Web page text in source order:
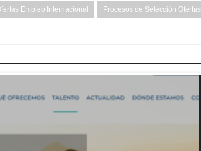
Empleo Internacional Procesos de Selección Ofertas